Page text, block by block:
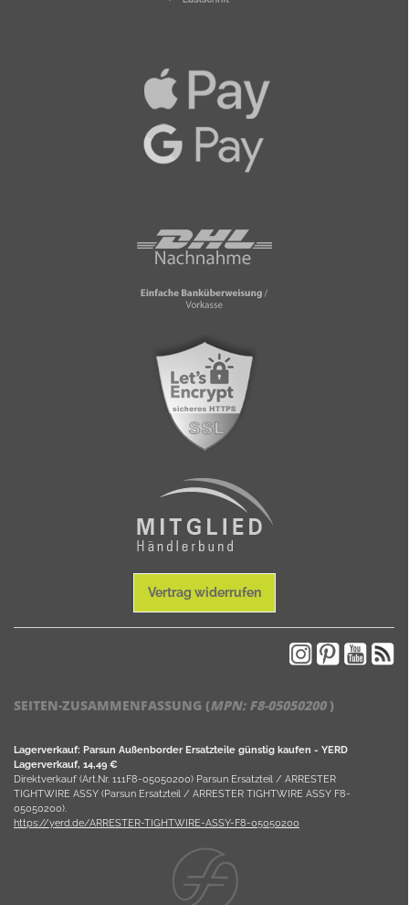
Vertrag widerrufen
SEITEN-ZUSAMMENFASSUNG (MPN: F8-05050200)
Lagerverkauf: Parsun Außenborder Ersatzteile günstig kaufen - YERD
Lagerverkauf, 14,49 €
Direktverkauf (Art.Nr. 111F8-05050200) Parsun Ersatzteil / ARRESTER
TIGHTWIRE ASSY (Parsun Ersatzteil / ARRESTER TIGHTWIRE ASSY F8-
05050200).
https://yerd.de/ARRESTER-TIGHTWIRE-ASSY-F8-05050200